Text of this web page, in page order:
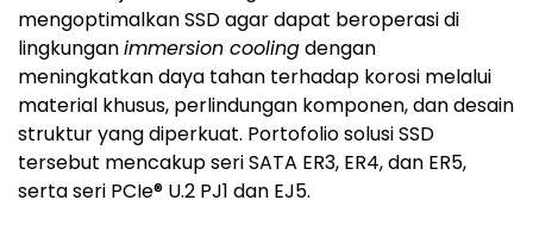
mengoptimalkan SSD agar dapat beroperasi di
lingkunganimmersion coolingdengan
meningkatkan daya tahan terhadap korosi melalui
material khusus, perlindungan komponen, dan desain
struktur yang diperkuat. Portofolio solusi SSD
tersebut mencakup seri SATA ER3, ER4, dan ER5,
serta seri PCIe® U.2 PJ1 dan EJ5.